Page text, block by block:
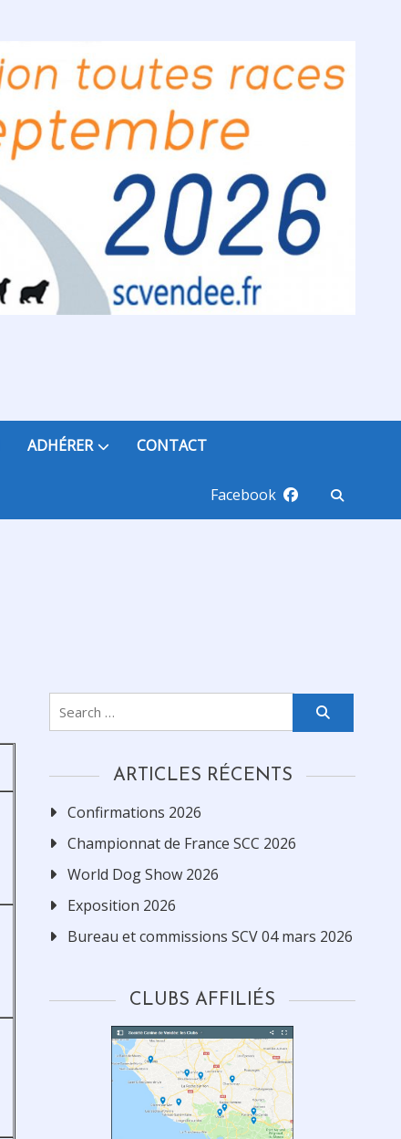
ADHÉRER CONTACT
Facebook
Search
for:
ARTICLES RÉCENTS
Confirmations 2026
Championnat de France SCC 2026
World Dog Show 2026
Exposition 2026
Bureau et commissions SCV 04 mars 2026
CLUBS AFFILIÉS